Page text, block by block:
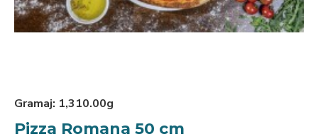
Gramaj: 1,310.00g
Pizza Romana 50 cm